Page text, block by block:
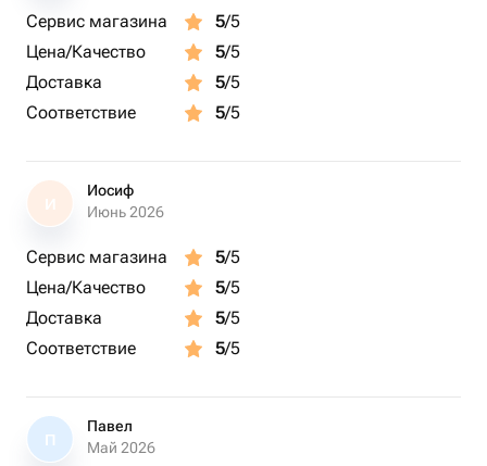
Сервис магазина 5/5
Цена/Качество
5/5
Доставка
5/5
Соответствие
5/5
И
Иосиф
Июнь 2026
Сервис магазина 5/5
Цена/Качество
5/5
Доставка
5/5
Соответствие
5/5
П
Павел
Май 2026